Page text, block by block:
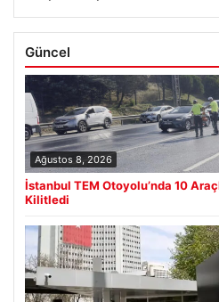
Güncel
Ağustos 8, 2026
İstanbul TEM Otoyolu’nda 10
Kilitledi